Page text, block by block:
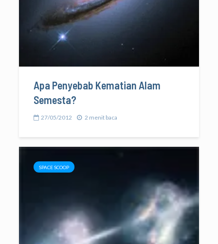
Apa Penyebab Kematian Alam
Semesta?
27/05/2012 2 menit baca
SPACE SCOOP